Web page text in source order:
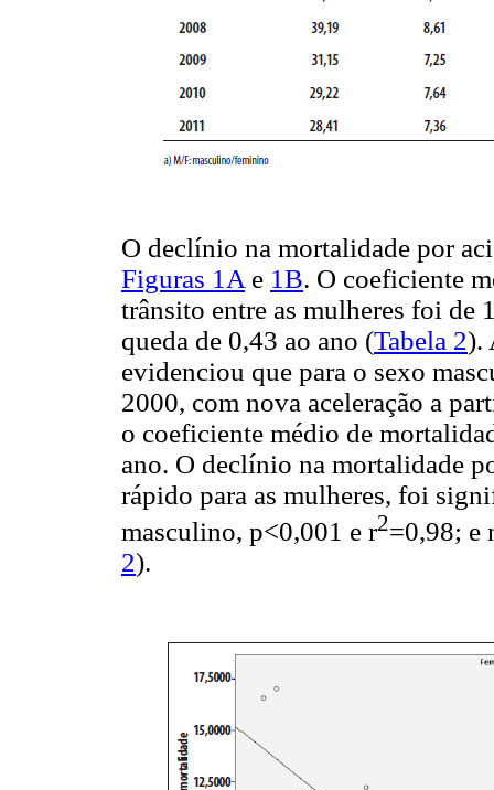
O declínio na mortalidade por
Figuras 1A e 1B. O coeficiente
trânsito entre as mulheres foi de
queda de 0,43 ao ano (Tabela 2).
evidenciou que para o sexo
2000, com nova aceleração a
o coeficiente médio de
ano. O declínio na mortalidade
rápido para as mulheres, foi
masculino, p<0,001 e r2=0,98; e
2).